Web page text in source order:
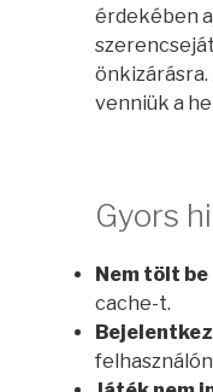
érdekében
venniük a
Gyors
Nem tölt
cache-t.